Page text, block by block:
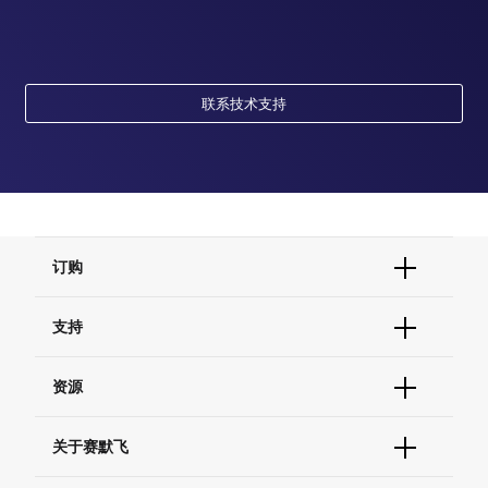
联系技术支持
订购
订单支持
现货供应中心
支持
联系我们 - 400 820 8982
查找文件&证书
资源
促销关于赛默飞